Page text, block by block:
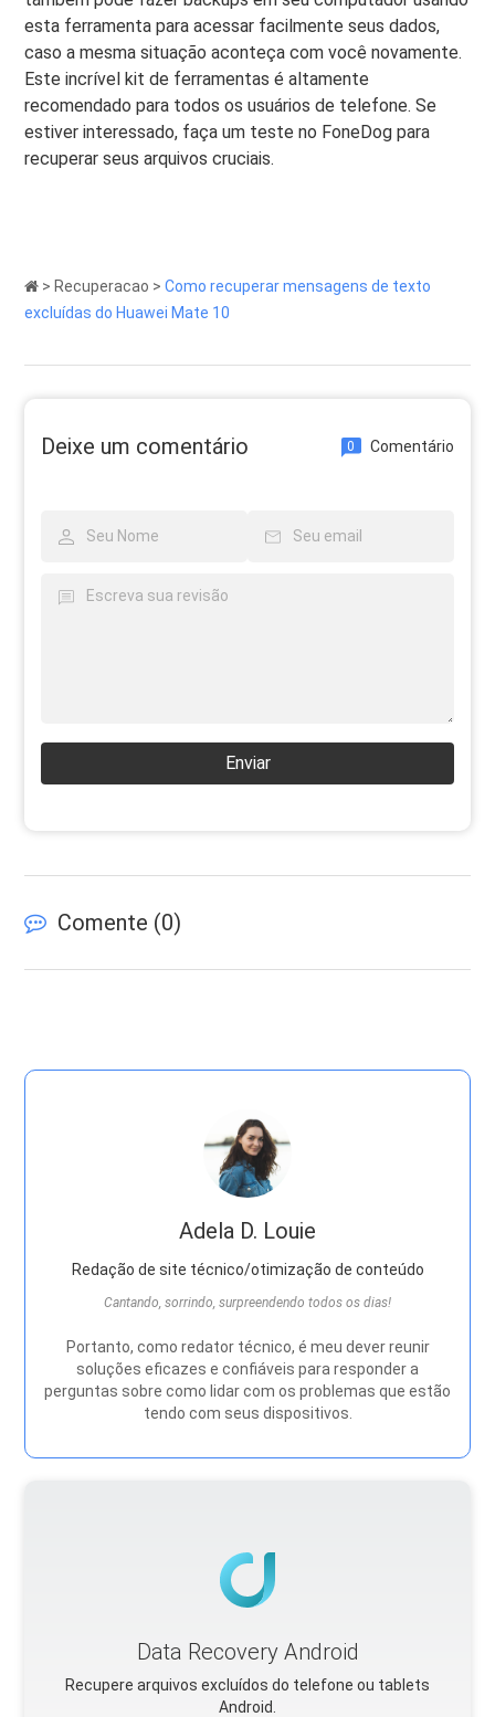
esta ferramenta para acessar facilmente seus dados,
caso a mesma situação aconteça com você novamente.
Este incrível kit de ferramentas é altamente
recomendado para todos os usuários de telefone. Se
estiver interessado, faça um teste no FoneDog para
recuperar seus arquivos cruciais.
> Recuperacao >Como recuperar mensagens de texto
excluídas do Huawei Mate 10
Deixe um comentário 0 Comentário
Enviar
Comente (0)
Adela D. Louie
Redação de site técnico/otimização de conteúdo
Cantando, sorrindo, surpreendendo todos os dias!
Portanto, como redator técnico, é meu dever reunir
soluções eficazes e confiáveis ​​para responder a
perguntas sobre como lidar com os problemas que estão
tendo com seus dispositivos.
Data Recovery Android
Recupere arquivos excluídos do telefone ou tablets
Android.